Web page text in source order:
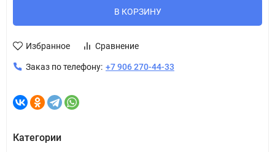
В КОРЗИНУ
Избранное Сравнение
Заказ по телефону: +7 906 270-44-33
Категории